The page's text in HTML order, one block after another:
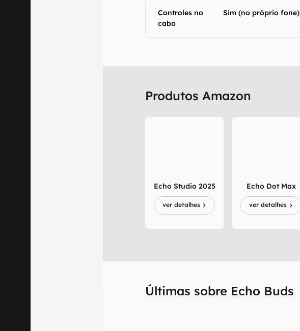
Controles no
cabo
Sim (no próprio fone)
Produtos Amazon
Echo Studio 2025
ver detalhes
Echo Dot Max
ver detalhes
Últimas sobre Echo Buds